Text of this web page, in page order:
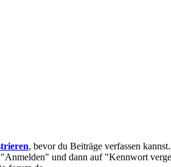
, bevor du Beiträge verfassen
und dann auf "Kennwort